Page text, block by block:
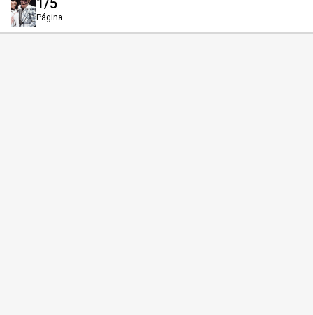
1/5
Página